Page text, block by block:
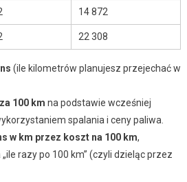
14 872
22 308
(ile kilometrów planujesz przejechać w
100 km na podstawie wcześniej
spalania i ceny paliwa.
w km przez koszt na 100 km,
razy po 100 km” (czyli dzieląc przez